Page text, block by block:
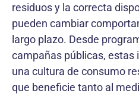
residuos y la correcta
pueden cambiar
largo plazo. Desde
campañas públicas, estas
una cultura de consumo
que beneficie tanto al